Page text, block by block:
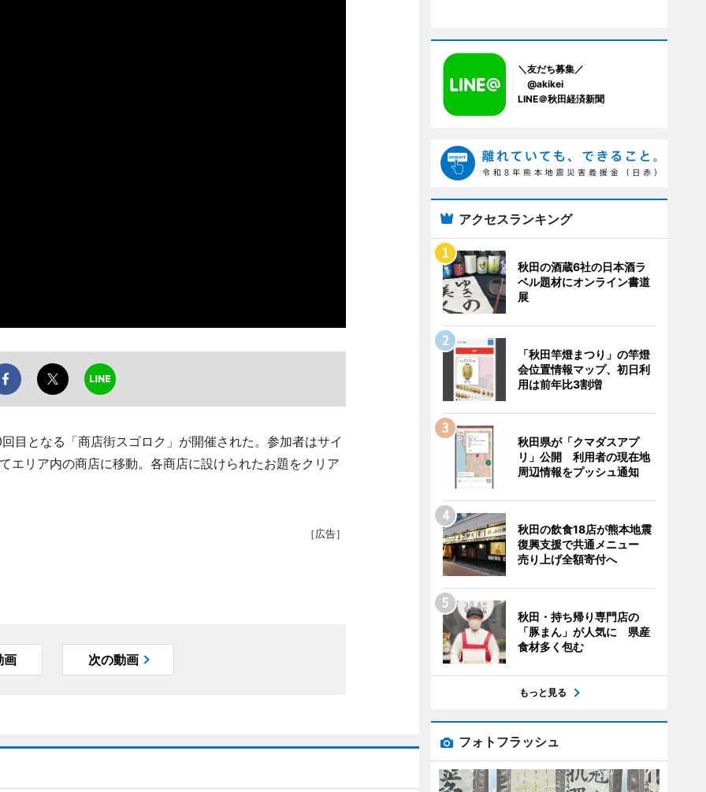
目となる「商店街スゴロク」が開催された。参加者はサイ
エリア内の商店に移動。各商店に設けられたお題をクリア
［広告］
画 次の動画
＼友だち募集／
@akikei
LINE＠秋田経済新聞
アクセスランキング
秋田の酒蔵6社の日本酒ラ
ベル題材にオンライン書道
展
「秋田竿燈まつり」の竿燈
会位置情報マップ、初日利
用は前年比3割増
秋田県が「クマダスアプ
リ」公開 利用者の現在地
周辺情報をプッシュ通知
秋田の飲食18店が熊本地震
復興支援で共通メニュー
売り上げ全額寄付へ
秋田・持ち帰り専門店の
「豚まん」が人気に 県産
食材多く包む
もっと見る
フォトフラッシュ